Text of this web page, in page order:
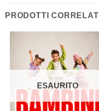
PRODOTTI CORRELATI
ESAURITO